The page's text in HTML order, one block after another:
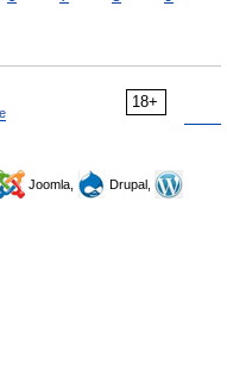
18+
Joomla,
Drupal,